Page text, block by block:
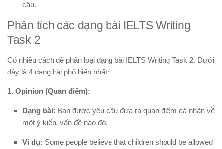
câu.
Phân tích các dạng bài IELTS Writing
Task 2
Có nhiều cách để phân loại dạng bài IELTS Writing Task 2. Dưới
đây là 4 dạng bài phổ biến nhất:
1. Opinion (Quan điểm):
Dạng bài: Bạn được yêu cầu đưa ra quan điểm cá nhân về
một ý kiến, vấn đề nào đó.
Ví dụ: Some people believe that children should be allowed